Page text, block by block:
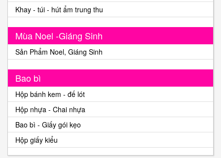
Khay - túi - hút ẩm trung thu
Mùa Noel -Giáng Sinh
Sản Phẩm Noel, Giáng Sinh
Bao bì
Hộp bánh kem - đế lót
Hộp nhựa - Chai nhựa
Bao bì - Giấy gói kẹo
Hộp giấy kiểu